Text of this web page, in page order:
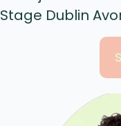
Stage Dublin